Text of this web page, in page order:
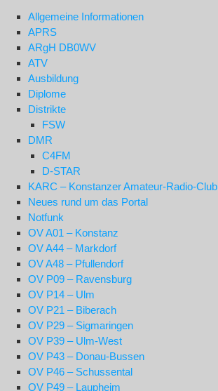
Allgemeine Informationen
APRS
ARgH DB0WV
ATV
Ausbildung
Diplome
Distrikte
FSW
DMR
C4FM
D-STAR
KARC – Konstanzer Amateur-Radio-Club
Neues rund um das Portal
Notfunk
OV A01 – Konstanz
OV A44 – Markdorf
OV A48 – Pfullendorf
OV P09 – Ravensburg
OV P14 – Ulm
OV P21 – Biberach
OV P29 – Sigmaringen
OV P39 – Ulm-West
OV P43 – Donau-Bussen
OV P46 – Schussental
OV P49 – Laupheim